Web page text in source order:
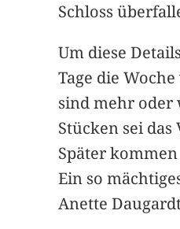
Schloss
Um diese
Tage die
sind mehr oder
Stücken sei
Später
Ein so
Anette